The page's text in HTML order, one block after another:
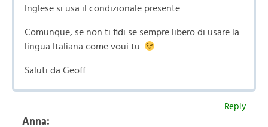
Inglese si usa il condizionale presente.
Comunque, se non ti fidi se sempre libero di usare la
lingua Italiana come voui tu.
Saluti da Geoff
Reply
Anna: